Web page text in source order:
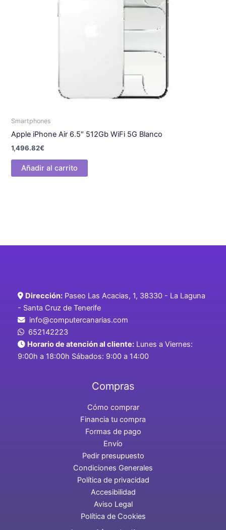
Smartphones
Apple iPhone Air 6.5″ 512Gb WiFi 5G Blanco
1,496.82€
Añadir al carrito
Dirección: Paseo Las Acacias, 1, 38330 - La Laguna
- Santa Cruz de Tenerife
info@computercanarias.com
652142223
Horario de atención al cliente: Lunes a Viernes:
9:00h a 18:00h Sábados: 9:00 a 14:00
Compras
Cómo comprar
Financia tu compra
Formas de pago
Envío
Pedir presupuesto
Condiciones Generales
Política de privacidad
Accesibilidad
Aviso Legal
Política de Cookies